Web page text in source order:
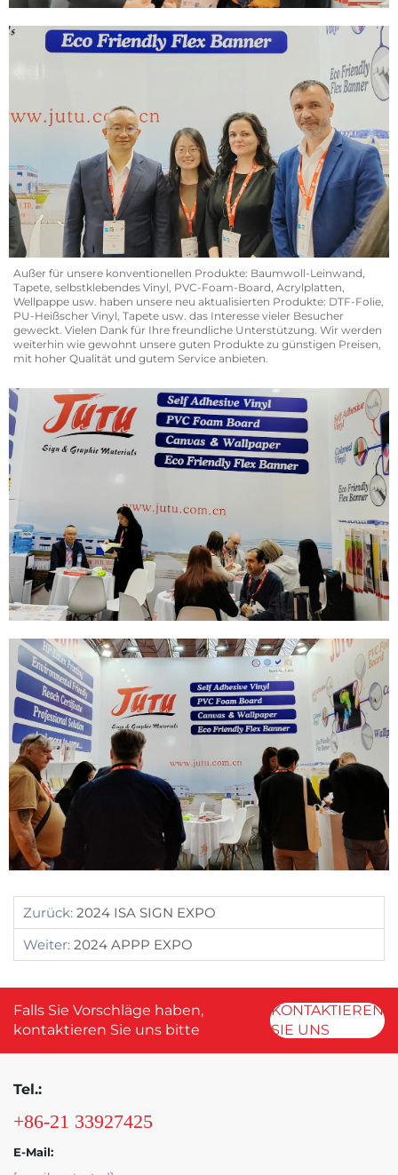
Außer für unsere konventionellen Produkte: Baumwoll-Leinwand,
Tapete, selbstklebendes Vinyl, PVC-Foam-Board, Acrylplatten,
Wellpappe usw. haben unsere neu aktualisierten Produkte: DTF-Folie,
PU-Heißscher Vinyl, Tapete usw. das Interesse vieler Besucher
geweckt. Vielen Dank für Ihre freundliche Unterstützung. Wir werden
weiterhin wie gewohnt unsere guten Produkte zu günstigen Preisen,
mit hoher Qualität und gutem Service anbieten.
Zurück: 2024 ISA SIGN EXPO
Weiter: 2024 APPP EXPO
Falls Sie Vorschläge haben,
kontaktieren Sie uns bitte
KONTAKTIEREN
SIE UNS
Tel.:
+86-21 33927425
E-Mail: